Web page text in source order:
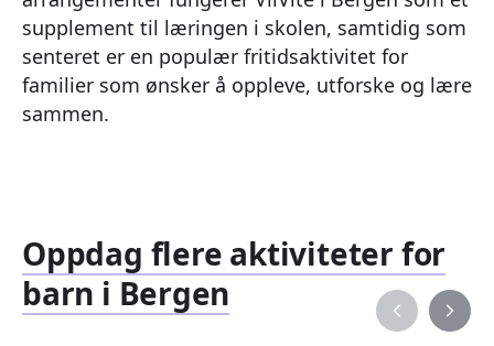
supplement til læringen i skolen, samtidig som
senteret er en populær fritidsaktivitet for
familier som ønsker å oppleve, utforske og lære
sammen.
Oppdag flere aktiviteter for
barn i Bergen